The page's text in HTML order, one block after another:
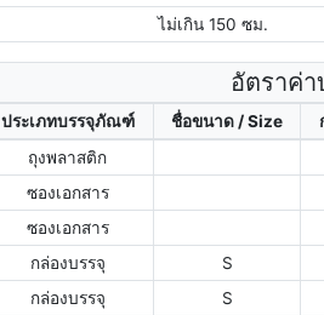
ไม่เกิน 150 ซม.
อัตราค่า
ประเภทบรรจุภัณฑ์ ชื่อขนาด / Size
ถุงพลาสติก
ซองเอกสาร
ซองเอกสาร
กล่องบรรจุ
S
กล่องบรรจุ
S